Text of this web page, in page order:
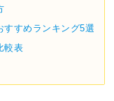
すすめランキング5選
較表